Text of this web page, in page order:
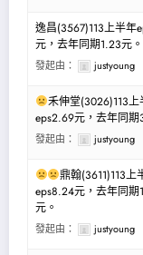
逸昌(3567)113上半年
元，去年同期1.23元。
發起由： justyoung
禾伸堂(3026)113上
eps2.69元，去年同期
發起由： justyoung
鼎翰(3611)113上
eps8.24元，去年同期
元。
發起由： justyoung